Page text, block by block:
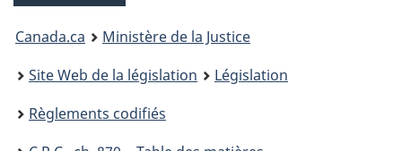
You
are
here:
Canada.ca
Ministère de la Justice
Site Web de la législation
Législation
Règlements codifiés